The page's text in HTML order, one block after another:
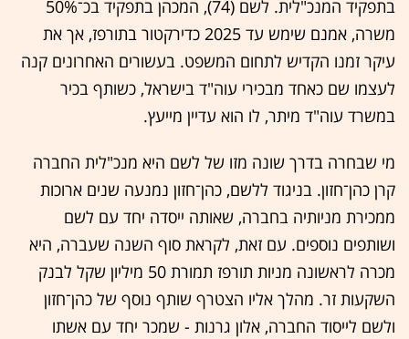
בתפקיד המנכ"לית. לשם (74), המכהן בתפקיד בכ־50%
משרה, אמנם שימש עד 2025 כדירקטור בתורפז, אך את
עיקר זמנו הקדיש לתחום המשפט. בעשורים האחרונים קנה
לעצמו שם כאחד מבכירי עוה"ד בישראל, כשותף בכיר
במשרד עוה"ד מיתר, לו הוא עדיין מייעץ.
מי שבחרה בדרך שונה מזו של לשם היא מנכ"לית החברה
קרן כהן־חזון. בניגוד ללשם, כהן־חזון נמנעה שנים ארוכות
ממכירת מניותיה בחברה, שאותה ייסדה יחד עם לשם
ושותפים נוספים. עם זאת, לקראת סוף השנה שעברה, היא
מכרה לראשונה מניות תורפז תמורת 50 מיליון שקל לבנק
השקעות זר. מהלך אליו הצטרף שותף נוסף של כהן־חזון
ולשם לייסוד החברה, אלון גרנות - שמכר יחד עם אשתו